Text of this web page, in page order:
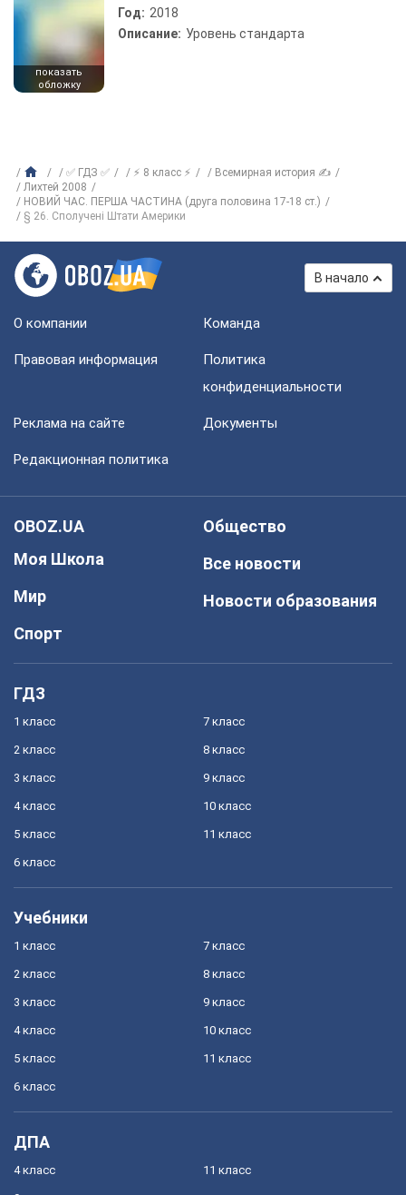
показать
обложку
Год: 2018
Описание: Уровень стандарта
✅ ГДЗ ✅ ⚡ 8 класс ⚡
Всемирная история ✍
Лихтей 2008
НОВИЙ ЧАС. ПЕРША ЧАСТИНА (друга половина 17-18 ст.)
§ 26. Сполучені Штати Америки
В начало
О компании Команда
Правовая информация
Политика
конфиденциальности
Реклама на сайте Документы
Редакционная политика
OBOZ.UA
Моя Школа
Мир
Спорт
Общество
Все новости
Новости образования
ГДЗ
1 класс
2 класс
3 класс
4 класс
5 класс
6 класс
7 класс
8 класс
9 класс
10 класс
11 класс
Учебники
1 класс
2 класс
3 класс
4 класс
5 класс
6 класс
7 класс
8 класс
9 класс
10 класс
11 класс
ДПА
4 класс 11 класс